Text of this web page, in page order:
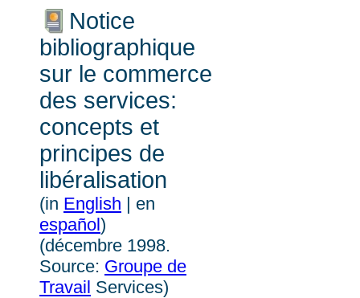
Notice
bibliographique
sur le commerce
des services:
concepts et
principes de
libéralisation
(in English | en
español)
(décembre 1998.
Source: Groupe de
Travail Services)